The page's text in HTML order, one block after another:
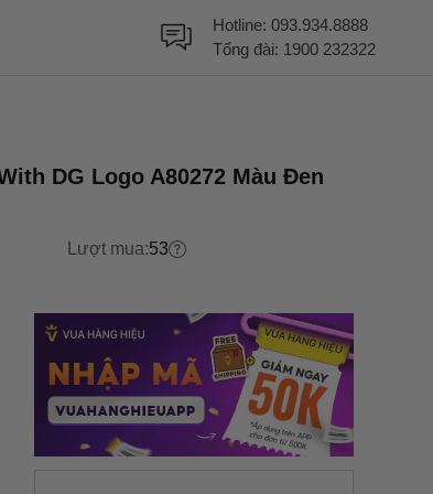
Hotline: 093.934.8888
Tổng đài: 1900 232322
DG Logo A80272 Màu Đen
Lượt mua:53